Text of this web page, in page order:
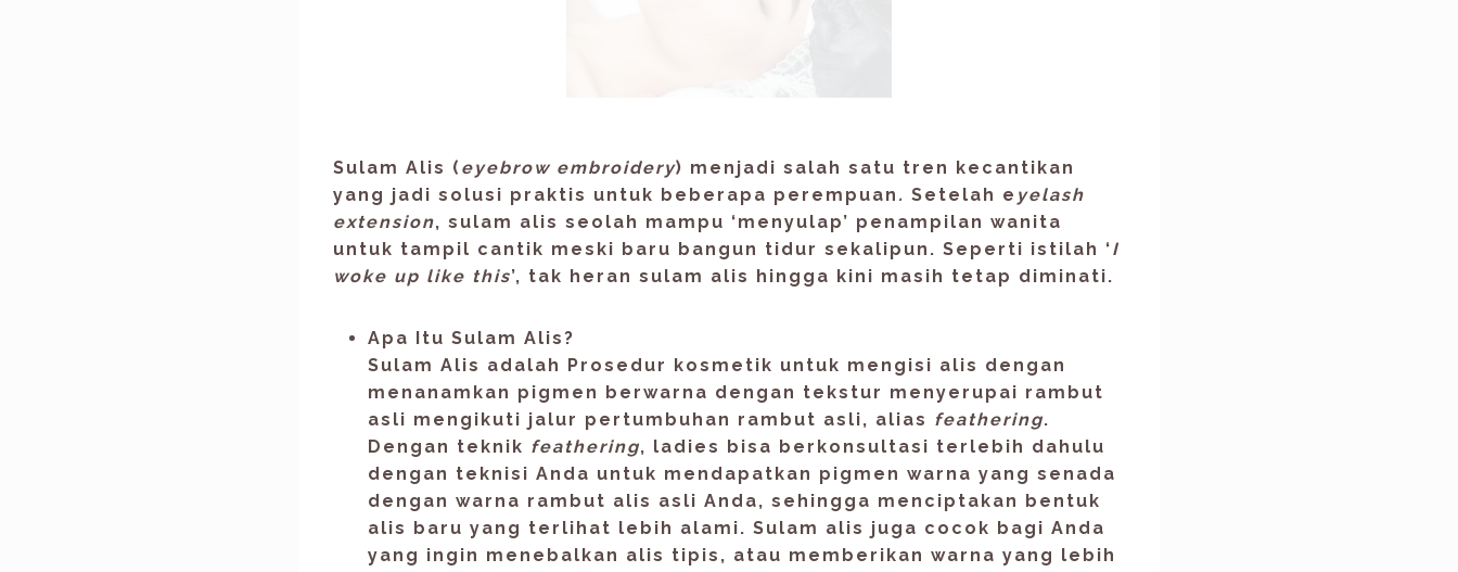
Sulam Alis ( eyebrow embroidery) menjadi salah satu tren kecantikan
yang jadi solusi praktis untuk beberapa perempuan . Setelah e yelash
extension, sulam alis seolah mampu ‘menyulap’ penampilan wanita
untuk tampil cantik meski baru bangun tidur sekalipun. Seperti istilah ‘I
woke up like this’, tak heran sulam alis hingga kini masih tetap diminati.
Apa Itu Sulam Alis?
Sulam Alis adalah Prosedur kosmetik untuk mengisi alis dengan
menanamkan pigmen berwarna dengan tekstur menyerupai rambut
asli mengikuti jalur pertumbuhan rambut asli, alias feathering.
Dengan teknik feathering, ladies bisa berkonsultasi terlebih dahulu
dengan teknisi Anda untuk mendapatkan pigmen warna yang senada
dengan warna rambut alis asli Anda, sehingga menciptakan bentuk
alis baru yang terlihat lebih alami. Sulam alis juga cocok bagi Anda
yang ingin menebalkan alis tipis, atau memberikan warna yang lebih